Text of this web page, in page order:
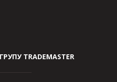
TRADEMASTER